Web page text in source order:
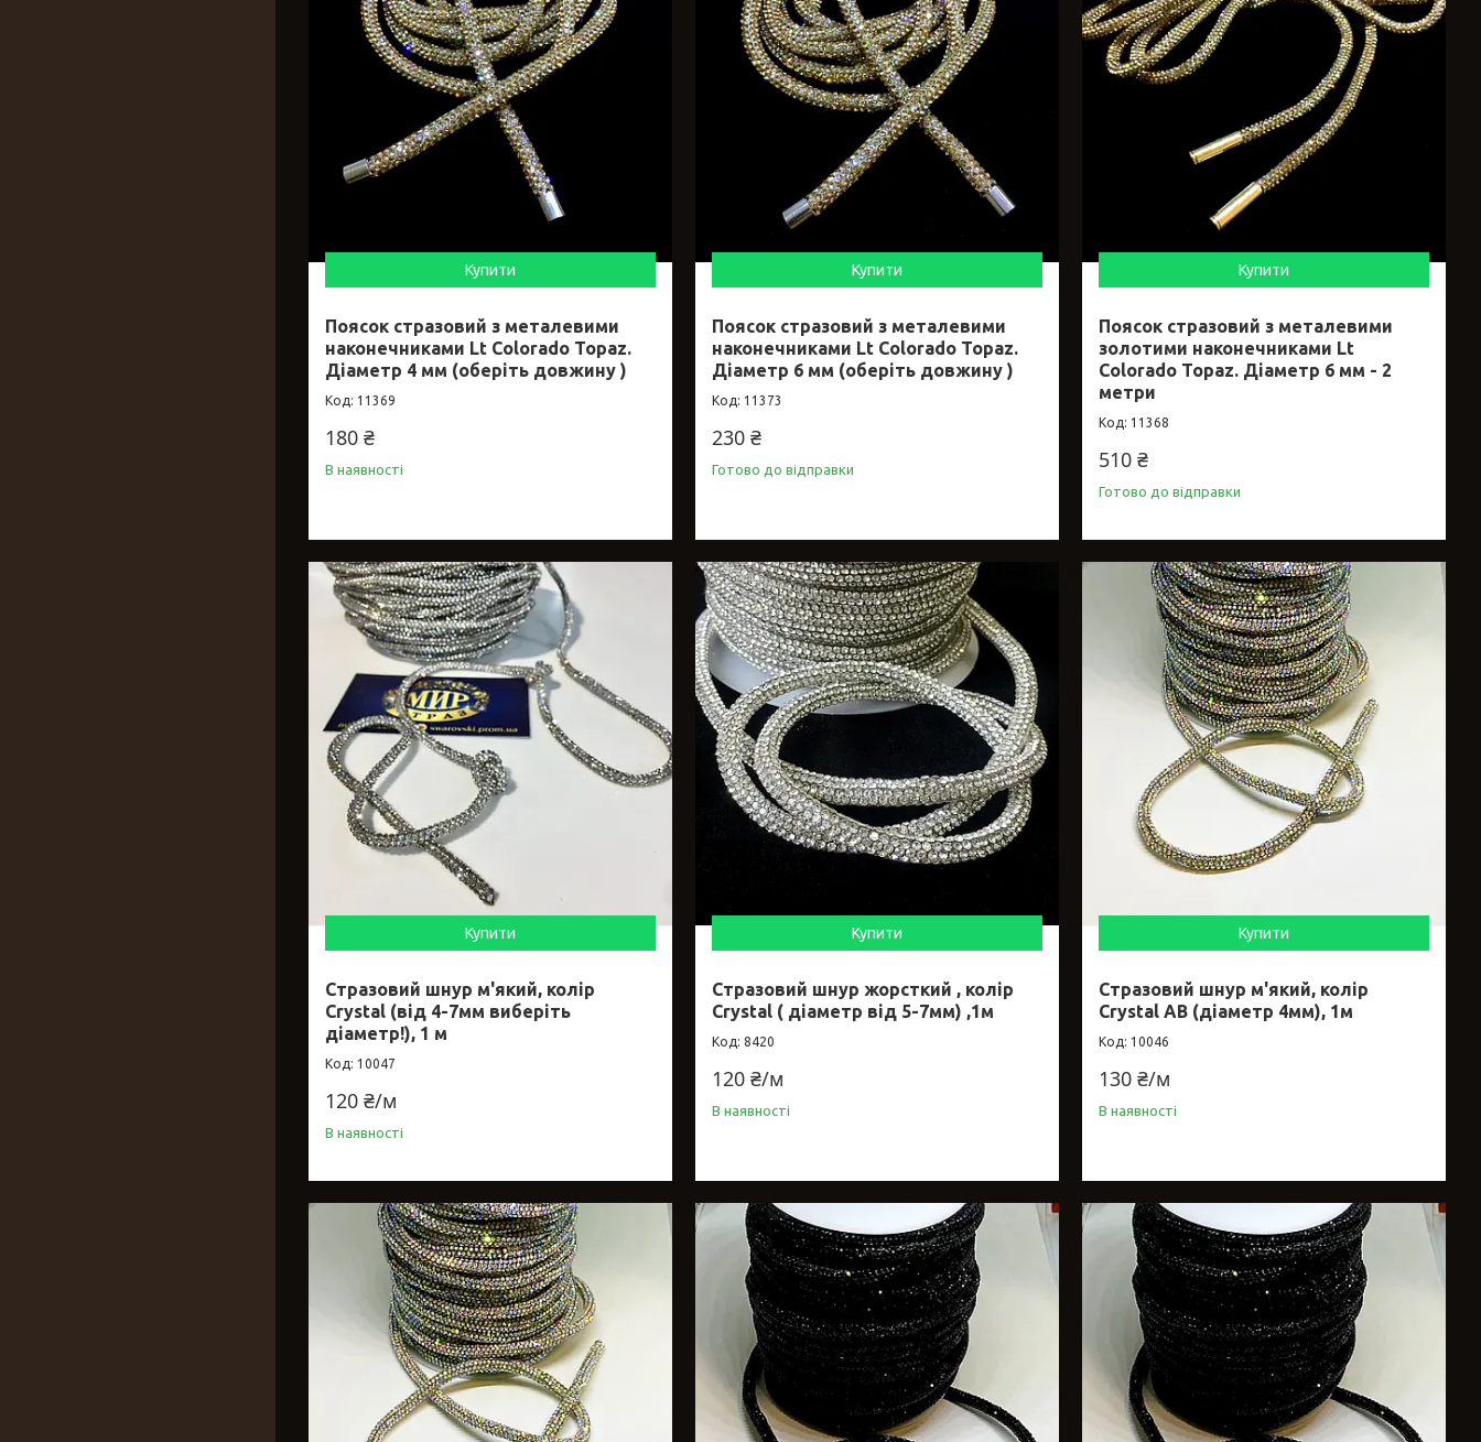
Купити
Поясок стразовий з металевими
наконечниками Lt Colorado Topaz.
Діаметр 4 мм (оберіть довжину )
11369
180 ₴
В наявності
Купити
Поясок стразовий з металевими
наконечниками Lt Colorado Topaz.
Діаметр 6 мм (оберіть довжину )
11373
230 ₴
Готово до відправки
Купити
Поясок стразовий з металевими
золотими наконечниками Lt
Colorado Topaz. Діаметр 6 мм - 2
метри
11368
510 ₴
Готово до відправки
Купити
Стразовий шнур м'який, колір
Crystal (від 4-7мм виберіть
діаметр!), 1 м
10047
120 ₴/м
В наявності
Купити
Стразовий шнур жорсткий , колір
Crystal ( діаметр від 5-7мм) ,1м
8420
120 ₴/м
В наявності
Купити
Стразовий шнур м'який, колір
Crystal AB (діаметр 4мм), 1м
10046
130 ₴/м
В наявності